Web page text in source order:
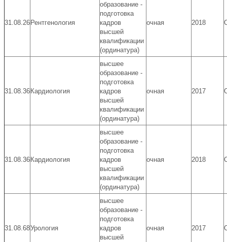
31.08.26 Рентгенология
образование -
подготовка
кадров
высшей
квалификации
(ординатура)
очная 2018
31.08.36 Кардиология
высшее
образование -
подготовка
кадров
высшей
квалификации
(ординатура)
очная 2017
31.08.36 Кардиология
высшее
образование -
подготовка
кадров
высшей
квалификации
(ординатура)
очная 2018
31.08.68Урология
высшее
образование -
подготовка
кадров
высшей
очная 2017